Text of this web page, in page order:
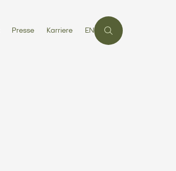
Presse Karriere EN